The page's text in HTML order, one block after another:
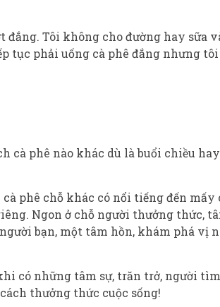
Tôi không cho đường hay sữa
tục phải uống cà phê đắng nhưng
cà phê nào khác dù là buổi chiều
phê chỗ khác có nổi tiếng đến
Ngon ở chỗ người thưởng thức,
bạn, một tâm hồn, khám phá vị
có những tâm sự, trăn trở, người
thưởng thức cuộc sống!